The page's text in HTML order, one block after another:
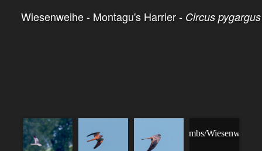
Wiesenweihe - Montagu's Harrier - Circus pygargus